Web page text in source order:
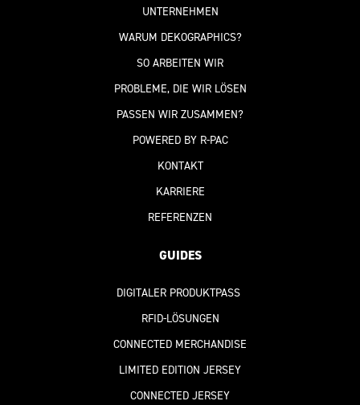
UNTERNEHMEN
WARUM DEKOGRAPHICS?
SO ARBEITEN WIR
PROBLEME, DIE WIR LÖSEN
PASSEN WIR ZUSAMMEN?
POWERED BY R-PAC
KONTAKT
KARRIERE
REFERENZEN
GUIDES
DIGITALER PRODUKTPASS
RFID-LÖSUNGEN
CONNECTED MERCHANDISE
LIMITED EDITION JERSEY
CONNECTED JERSEY